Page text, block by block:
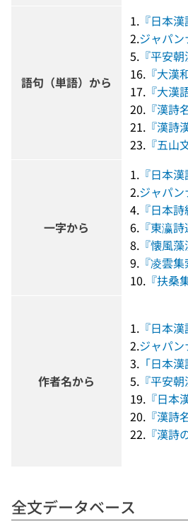
語句（単語）から
1. 『日本
2.ジャパ
5. 『平安
16. 『大漢
17. 『大漢
20. 『漢詩
21. 『漢詩
23. 『五山
一字から
1. 『日本
2.ジャパ
4. 『日本
6. 『東瀛
8. 『懐風
9. 『凌雲集
10. 『扶桑
作者名から
1. 『日本
2.ジャパ
3. 「日本
5. 『平安
19. 『日本
20. 『漢詩
22. 『漢詩
全文データベース